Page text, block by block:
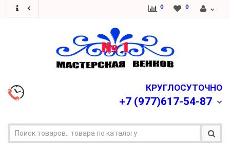
0 0
КРУГЛОСУТОЧНО
+7 (977)617-54-87